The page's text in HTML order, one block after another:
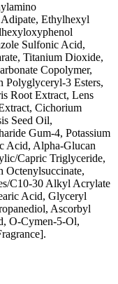
Ethylhexyl
Sulfonic Acid,
Titanium Dioxide,
Copolymer,
Polyglyceryl-3 Esters,
Root Extract, Lens
Cichorium
Seed Oil,
Gum-4, Potassium
Acid, Alpha-Glucan
Capric Triglyceride,
Octenylsuccinate,
C10-30 Alkyl Acrylate
Acid, Glyceryl
Ascorbyl
O-Cymen-5-Ol,